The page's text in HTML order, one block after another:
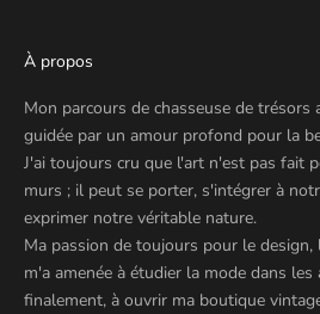
À propos
Mon parcours de chasseuse de trésors
guidée par un amour profond pour la
J'ai toujours cru que l'art n'est pas fait
murs ; il peut se porter, s'intégrer à
exprimer notre véritable nature.
Ma passion de toujours pour le
m'a amenée à étudier la mode dans les
finalement, à ouvrir ma boutique